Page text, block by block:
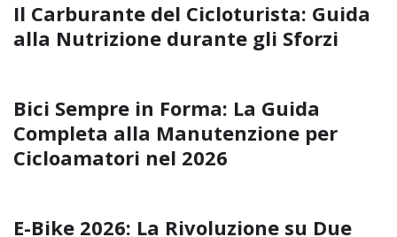
Il Carburante del Cicloturista: Guida
alla Nutrizione durante gli Sforzi
Bici Sempre in Forma: La Guida
Completa alla Manutenzione per
Cicloamatori nel 2026
E-Bike 2026: La Rivoluzione su Due